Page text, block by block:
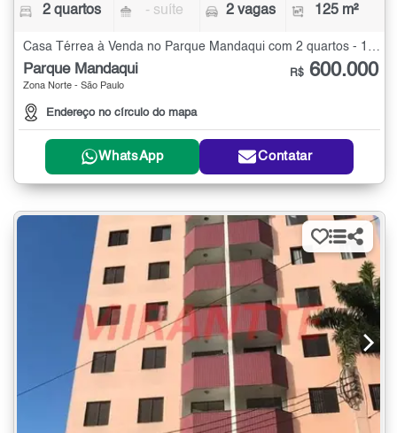
2 quartos - suíte 2 vagas 125 m²
Casa Térrea à Venda no Parque Mandaqui com 2 quartos - 125 m²
Parque Mandaqui
Zona Norte - São Paulo
Endereço no círculo do mapa
R$ 600.000
WhatsApp Contatar